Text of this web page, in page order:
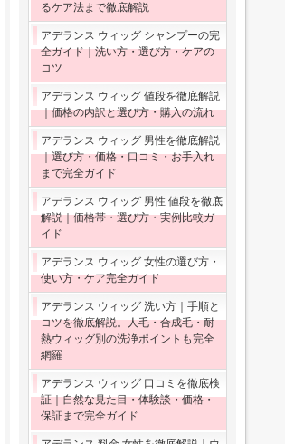
るケア法まで徹底解説
アデランス ウィッグ シャンプーの完
全ガイド｜洗い方・選び方・ケアの
コツ
アデランス ウィッグ 値段を徹底解説
｜価格の内訳と選び方・購入の流れ
アデランス ウィッグ 男性を徹底解説
｜選び方・価格・口コミ・お手入れ
まで完全ガイド
アデランス ウィッグ 男性 値段を徹底
解説｜価格帯・選び方・実例比較ガ
イド
アデランス ウィッグ 女性の選び方・
使い方・ケア完全ガイド
アデランス ウィッグ 洗い方｜手順と
コツを徹底解説。人毛・合成毛・耐
熱ウィッグ別の洗浄ポイントも完全
網羅
アデランス ウィッグ 口コミを徹底検
証｜自然な見た目・体験談・価格・
保証まで完全ガイド